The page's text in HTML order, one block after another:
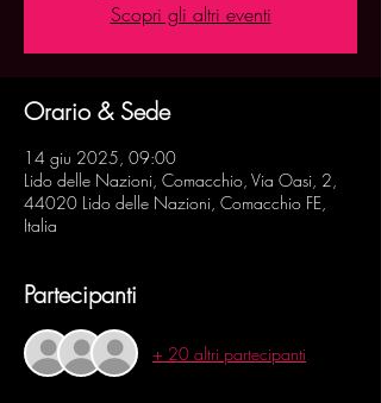
Scopri gli altri eventi
Orario & Sede
14 giu 2025, 09:00
Lido delle Nazioni, Comacchio, Via Oasi, 2,
44020 Lido delle Nazioni, Comacchio FE,
Italia
Partecipanti
+ 20 altri partecipanti